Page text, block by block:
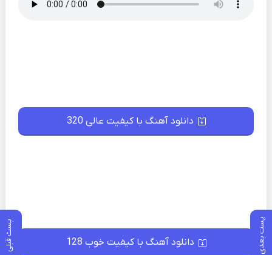
پست بعدی پست قبلی
دانلود آهنگ با کیفیت عالی 320
دانلود آهنگ با کیفیت خوب 128